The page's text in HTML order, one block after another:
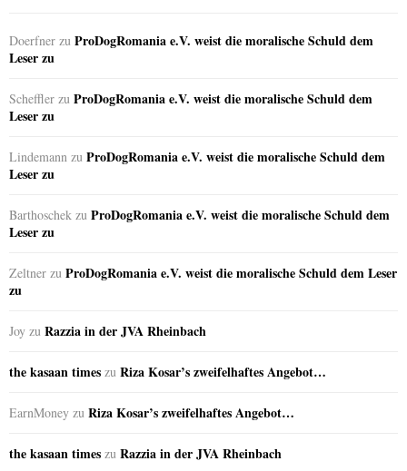
Doerfner zu ProDogRomania e.V. weist die moralische Schuld dem
Leser zu
Scheffler zu ProDogRomania e.V. weist die moralische Schuld dem
Leser zu
Lindemann zu ProDogRomania e.V. weist die moralische Schuld dem
Leser zu
Barthoschek zu ProDogRomania e.V. weist die moralische Schuld dem
Leser zu
Zeltner zu ProDogRomania e.V. weist die moralische Schuld dem Leser
zu
Joy zu Razzia in der JVA Rheinbach
the kasaan times zu Riza Kosar’s zweifelhaftes Angebot…
EarnMoney zu Riza Kosar’s zweifelhaftes Angebot…
the kasaan times zu Razzia in der JVA Rheinbach